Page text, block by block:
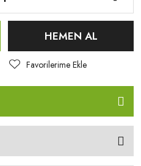
HEMEN AL